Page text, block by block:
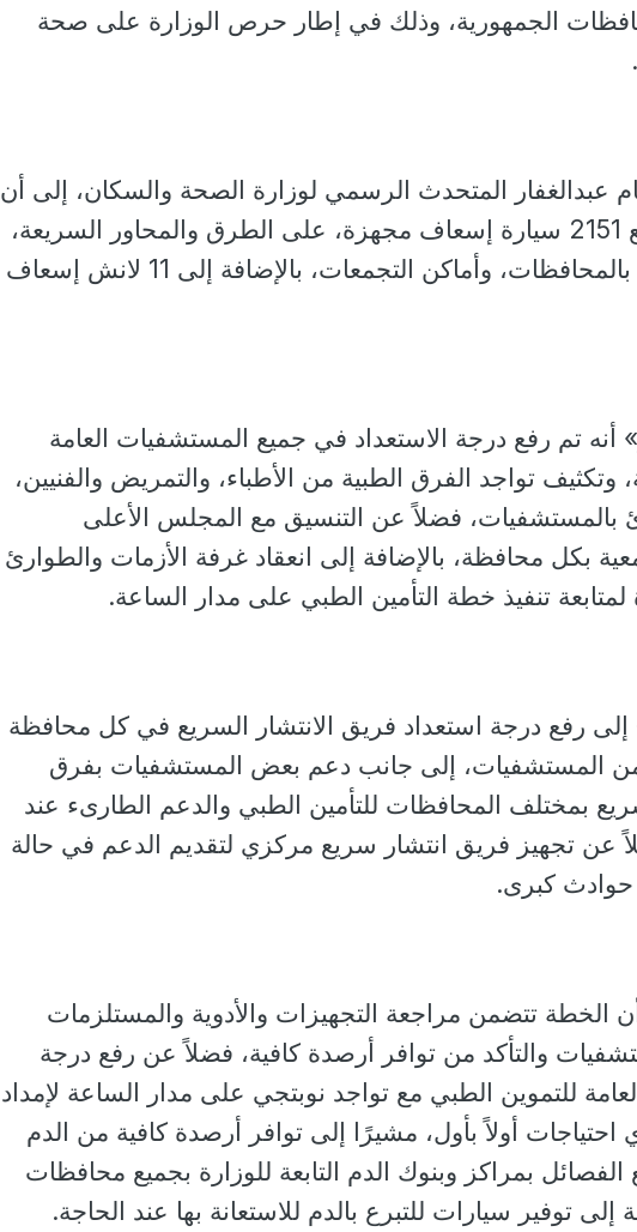
الجمهورية، وذلك في إطار حرص الوزارة على صحة
عبدالغفار المتحدث الرسمي لوزارة الصحة والسكان، إلى أن
الخطة تشمل توزيع 2151 سيارة إسعاف مجهزة، على الطرق والمحاور السريعة،
والميادين الرئيسية بالمحافظات، وأماكن التجمعات، بالإضافة إلى 11 لانش إسعاف
أنه تم رفع درجة الاستعداد في جميع المستشفيات العامة
وتكثيف تواجد الفرق الطبية من الأطباء، والتمريض والفنيين،
بالمستشفيات، فضلاً عن التنسيق مع المجلس الأعلى
بكل محافظة، بالإضافة إلى انعقاد غرفة الأزمات والطوارئ
لمتابعة تنفيذ خطة التأمين الطبي على مدار الساعة.
إلى رفع درجة استعداد فريق الانتشار السريع في كل محافظة
من المستشفيات، إلى جانب دعم بعض المستشفيات بفرق
بمختلف المحافظات للتأمين الطبي والدعم الطارىء عند
عن تجهيز فريق انتشار سريع مركزي لتقديم الدعم في حالة
حوادث كبرى.
الخطة تتضمن مراجعة التجهيزات والأدوية والمستلزمات
والتأكد من توافر أرصدة كافية، فضلاً عن رفع درجة
العامة للتموين الطبي مع تواجد نوبتجي على مدار الساعة لإمداد
احتياجات أولاً بأول، مشيرًا إلى توافر أرصدة كافية من الدم
بمراكز وبنوك الدم التابعة للوزارة بجميع محافظات
إلى توفير سيارات للتبرع بالدم للاستعانة بها عند الحاجة.